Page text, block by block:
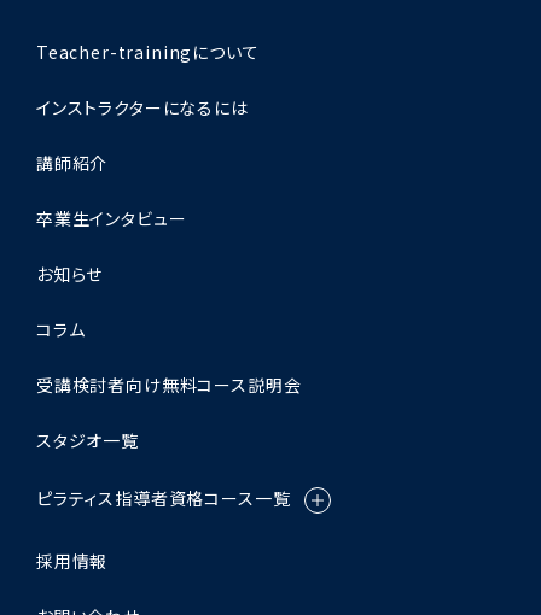
Teacher-trainingについて
インストラクターになるには
講師紹介
卒業生インタビュー
お知らせ
コラム
受講検討者向け無料コース説明会
スタジオ一覧
ピラティス指導者資格コース一覧
採用情報